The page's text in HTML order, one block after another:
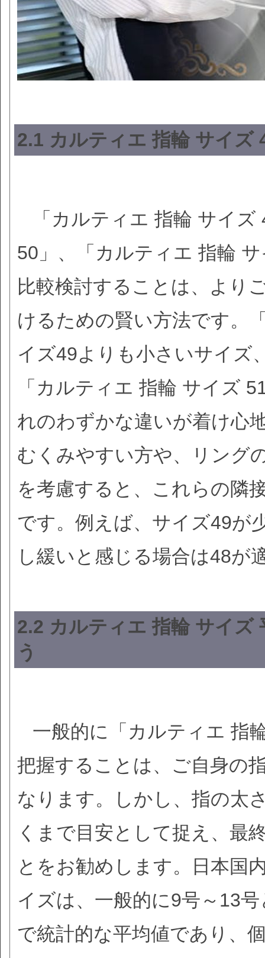
2.1 カルティエ 指輪 サイズ
「カルティエ 指輪 サイ
50」、「カルティエ 指輪
比較検討することは、より
けるための賢い方法です。
イズ49よりも小さいサイズ
「カルティエ 指輪 サイズ
れのわずかな違いが着け心
むくみやすい方や、リング
を考慮すると、これらの隣
です。例えば、サイズ49が
し緩いと感じる場合は48が
2.2 カルティエ 指輪 サイズ
う
一般的に「カルティエ 指
把握することは、ご自身の
なります。しかし、指の太
くまで目安として捉え、最
とをお勧めします。日本国
イズは、一般的に9号～13
で統計的な平均値であり、